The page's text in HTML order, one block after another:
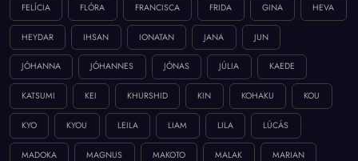
FELÍCIA FLÓRA FRANCISCA FRIDA GINA HEVA
HEYDAR IHSAN IONATAN JANA JUN
JÓHANNA JÓHANNES JÓNAS JÚLIA KAEDE
KATSUMI KEI KHURSHID KIN KOHAKU KOU
KYO KYOU LEILA LIAM LILA LÚCÁS
MADOKA MAGNUS MAKOTO MALAK MARIAN